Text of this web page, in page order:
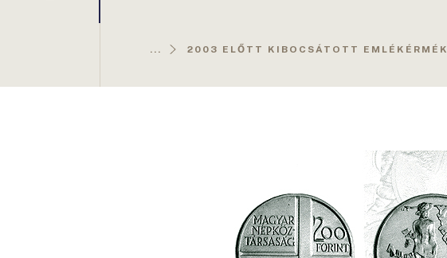
... 2003 ELŐTT KIBOCSÁTOTT EMLÉKÉRMÉK